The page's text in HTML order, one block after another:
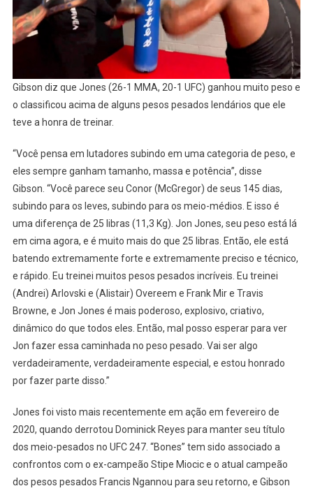
Gibson diz que Jones (26-1 MMA, 20-1 UFC) ganhou muito peso e
o classificou acima de alguns pesos pesados ​​lendários que ele
teve a honra de treinar.
“Você pensa em lutadores subindo em uma categoria de peso, e
eles sempre ganham tamanho, massa e potência”, disse
Gibson. “Você parece seu Conor (McGregor) de seus 145 dias,
subindo para os leves, subindo para os meio-médios. E isso é
uma diferença de 25 libras (11,3 Kg). Jon Jones, seu peso está lá
em cima agora, e é muito mais do que 25 libras. Então, ele está
batendo extremamente forte e extremamente preciso e técnico,
e rápido. Eu treinei muitos pesos pesados ​​incríveis. Eu treinei
(Andrei) Arlovski e (Alistair) Overeem e Frank Mir e Travis
Browne, e Jon Jones é mais poderoso, explosivo, criativo,
dinâmico do que todos eles. Então, mal posso esperar para ver
Jon fazer essa caminhada no peso pesado. Vai ser algo
verdadeiramente, verdadeiramente especial, e estou honrado
por fazer parte disso.”
Jones foi visto mais recentemente em ação em fevereiro de
2020, quando derrotou Dominick Reyes para manter seu título
dos meio-pesados ​​no UFC 247. “Bones” tem sido associado a
confrontos com o ex-campeão Stipe Miocic e o atual campeão
dos pesos pesados ​​Francis Ngannou para seu retorno, e Gibson